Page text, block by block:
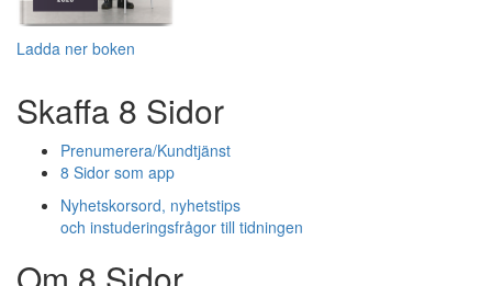
Ladda ner boken
Skaffa 8 Sidor
Prenumerera/Kundtjänst
8 Sidor som app
Nyhetskorsord, nyhetstips
och instuderingsfrågor till tidningen